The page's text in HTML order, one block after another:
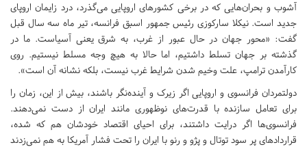
آشوب و بحران‌هایی که در برخی کشورهای اروپایی می‌گذرد، درد زایمان اروپای
جدید است. نیکلا سارکوزی رئیس‌‌ جمهور اسبق فرانسه، تیر ماه سه سال قبل
گفت: «محور جهان در حال عبور از غرب، به شرق یعنی آسیاست. ما در
گذشته بر جهان تسلط داشتیم، اما حالا به هیچ وجه مسلط نیستیم. روی
کارآمدن ‌ترامپ، علت وخیم شدن شرایط غرب نیست، بلکه نشانه آن است».
دولتمردان فرانسوی و اروپایی اگر زیرک و آینده‌نگر باشند، بیش از این، زمان را
برای تعامل سازنده با قدرت‌های نوظهوری مانند ایران از دست نمی‌دهند.
فرانسوی‌ها اگر درایت داشتند، برای احیای اقتصاد خودشان هم که شده،
قراردادهای پر سود توتال و پژو و رنو با ایران را تحت فشار آمریکا به هم نمی‌زدند